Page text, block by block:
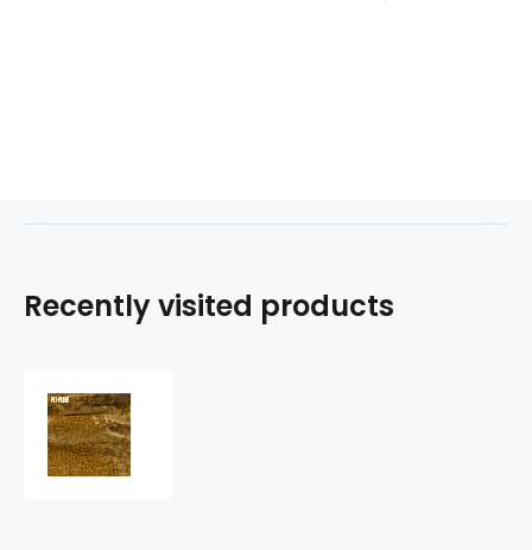
Recently visited products